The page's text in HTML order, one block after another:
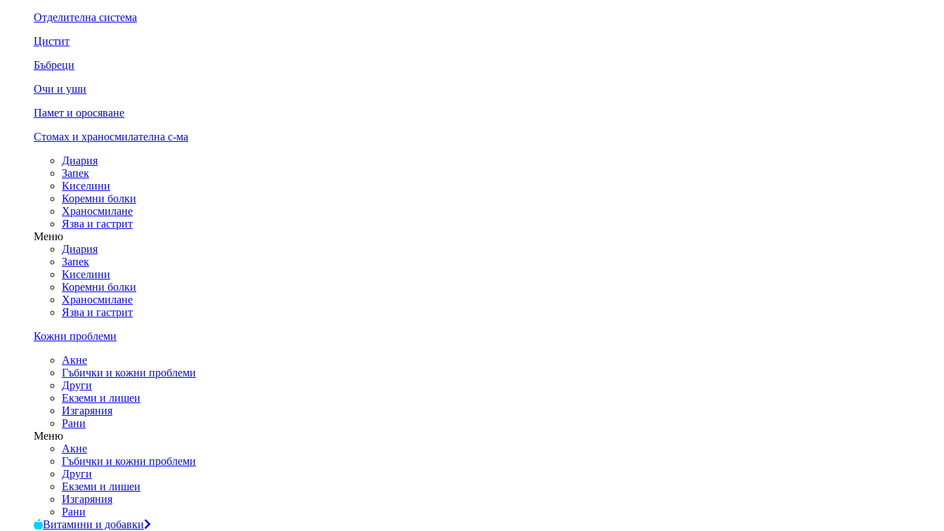
Отделителна система
Цистит
Бъбреци
Очи и уши
Памет и оросяване
Стомах и храносмилателна с-ма
Диария
Запек
Киселини
Коремни болки
Храносмилане
Язва и гастрит
Меню
Диария
Запек
Киселини
Коремни болки
Храносмилане
Язва и гастрит
Кожни проблеми
Акне
Гъбички и кожни проблеми
Други
Екземи и лишеи
Изгаряния
Рани
Меню
Акне
Гъбички и кожни проблеми
Други
Екземи и лишеи
Изгаряния
Рани
Витамини и добавки